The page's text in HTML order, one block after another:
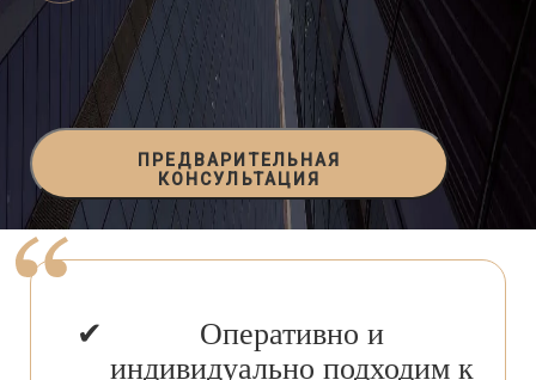
ПРЕДВАРИТЕЛЬНАЯ
КОНСУЛЬТАЦИЯ
Оперативно и
индивидуально подходим к